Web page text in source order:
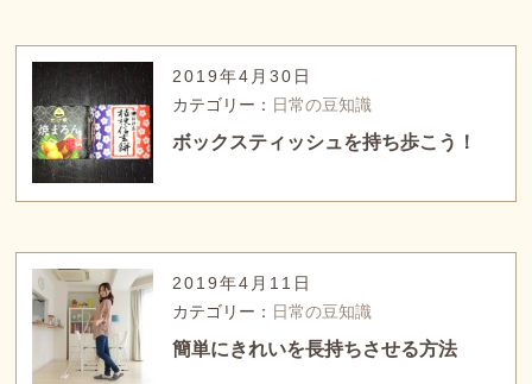
2019年4月30日
カテゴリー： 日常の豆知識
ボックスティッシュを持ち歩こう！
2019年4月11日
カテゴリー： 日常の豆知識
簡単にきれいを長持ちさせる方法